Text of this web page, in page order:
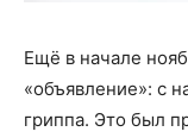
Ещё в начале
«объявление»: с
гриппа. Это был